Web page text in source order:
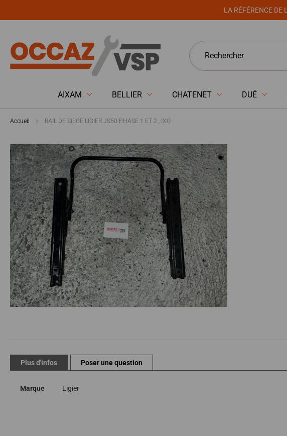
LA RÉFÉRENCE DE
AIXAM BELLIER CHATENET DUÉ
Accueil RAIL DE SIEGE LIGIER JS50 PHASE 1 ET 2 , IXO
Passer
à
la
fin
de
la
galerie
d’images
d’images
Plus d'infos
Plus
Marque Ligier
Poser une question